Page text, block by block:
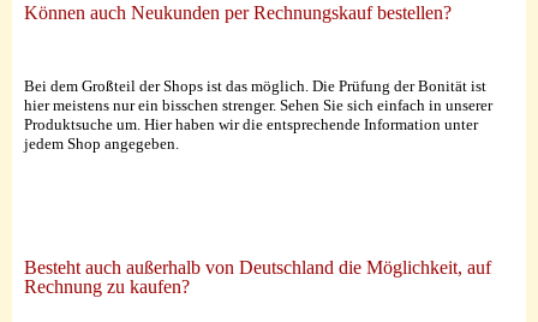
Können auch Neukunden per Rechnungskauf bestellen?
Bei dem Großteil der Shops ist das möglich. Die Prüfung der Bonität ist
hier meistens nur ein bisschen strenger. Sehen Sie sich einfach in unserer
Produktsuche um. Hier haben wir die entsprechende Information unter
jedem Shop angegeben.
Besteht auch außerhalb von Deutschland die Möglichkeit, auf
Rechnung zu kaufen?